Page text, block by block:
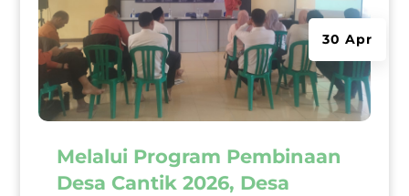
Melalui Program Pembinaan
Desa Cantik 2026, Desa
30 Apr